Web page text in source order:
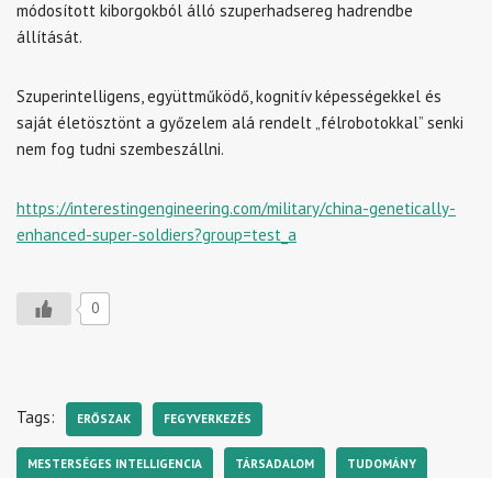
módosított kiborgokból álló szuperhadsereg hadrendbe
állítását.
Szuperintelligens, együttműködő, kognitív képességekkel és
saját életösztönt a győzelem alá rendelt „félrobotokkal” senki
nem fog tudni szembeszállni.
https://interestingengineering.com/military/china-genetically-
enhanced-super-soldiers?group=test_a
0
Tags: ERŐSZAK FEGYVERKEZÉS
MESTERSÉGES INTELLIGENCIA TÁRSADALOM TUDOMÁNY